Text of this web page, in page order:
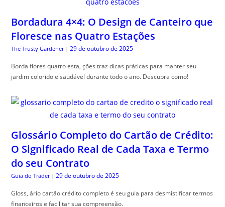
Bordadura 4×4: O Design de Canteiro que
Floresce nas Quatro Estações
The Trusty Gardener | 29 de outubro de 2025
Borda flores quatro esta, ções traz dicas práticas para manter seu
jardim colorido e saudável durante todo o ano. Descubra como!
Glossário Completo do Cartão de Crédito:
O Significado Real de Cada Taxa e Termo
do seu Contrato
Guia do Trader | 29 de outubro de 2025
Gloss, ário cartão crédito completo é seu guia para desmistificar termos
financeiros e facilitar sua compreensão.